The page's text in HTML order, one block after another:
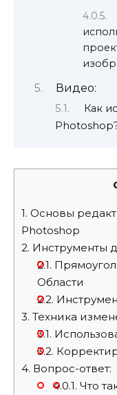
Видео:
Как
1. Основы
Photoshop
2. Инструменты
2.1.
Области
2.2.
3. Техника
3.1.
3.2.
4. Вопрос-ответ:
4.0.1. Что